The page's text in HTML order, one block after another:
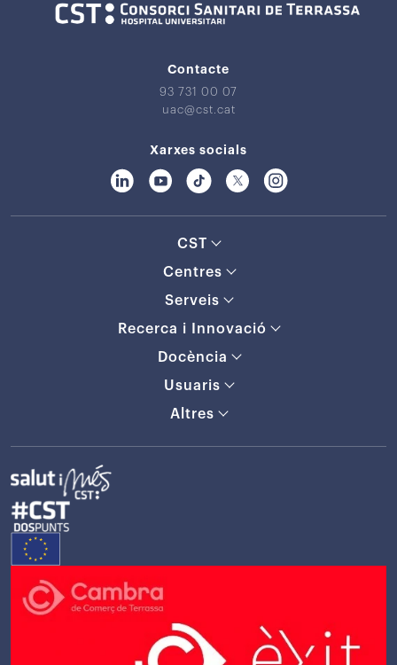
Contacte
93 731 00 07
uac@cst.cat
Xarxes socials
CST
Centres
Serveis
Recerca i Innovació
Docència
Usuaris
Altres